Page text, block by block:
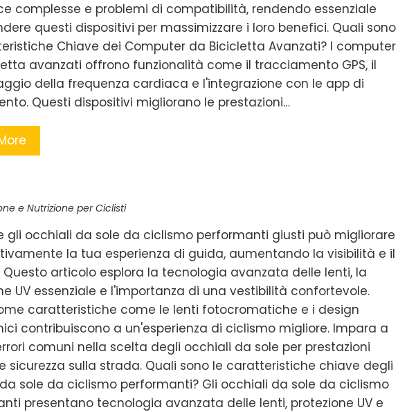
complesse e problemi di compatibilità, rendendo essenziale
questi dispositivi per massimizzare i loro benefici. Quali sono
Chiave dei Computer da Bicicletta Avanzati? I computer
avanzati offrono funzionalità come il tracciamento GPS, il
della frequenza cardiaca e l'integrazione con le app di
Questi dispositivi migliorano le prestazioni…
e Nutrizione per Ciclisti
gli occhiali da sole da ciclismo performanti giusti può migliorare
la tua esperienza di guida, aumentando la visibilità e il
articolo esplora la tecnologia avanzata delle lenti, la
UV essenziale e l'importanza di una vestibilità confortevole.
caratteristiche come le lenti fotocromatiche e i design
contribuiscono a un'esperienza di ciclismo migliore. Impara a
comuni nella scelta degli occhiali da sole per prestazioni
sicurezza sulla strada. Quali sono le caratteristiche chiave degli
sole da ciclismo performanti? Gli occhiali da sole da ciclismo
presentano tecnologia avanzata delle lenti, protezione UV e